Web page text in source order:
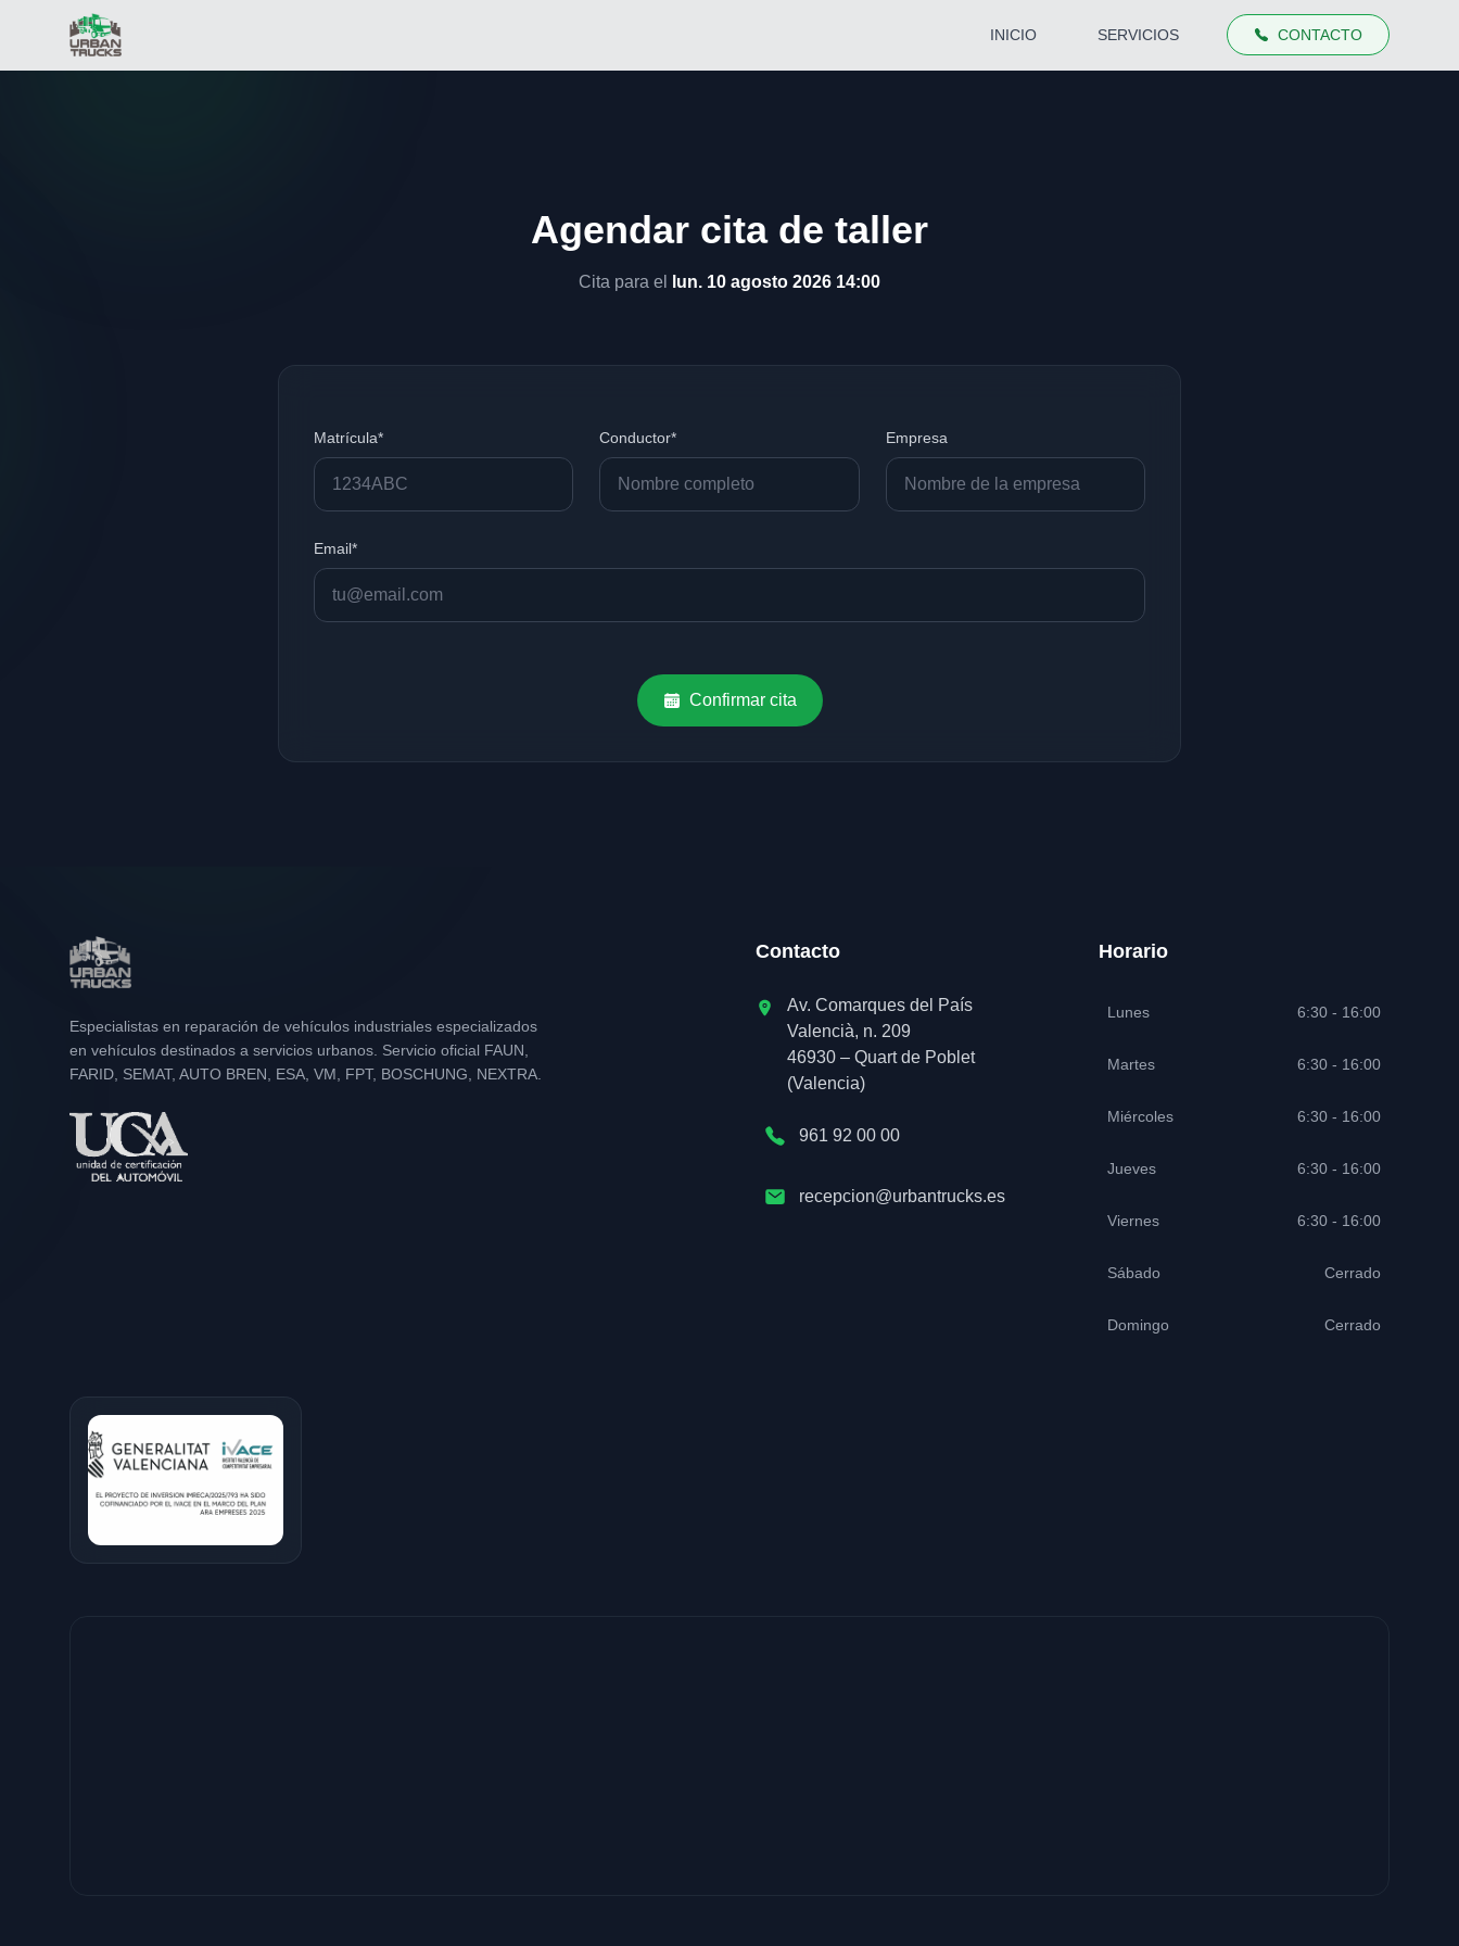
INICIO SERVICIOS CONTACTO
Agendar cita de taller
Cita para el lun. 10 agosto 2026 14:00
Matrícula* Conductor* Empresa
Email*
Confirmar cita
Especialistas en reparación de vehículos industriales especializados
en vehículos destinados a servicios urbanos. Servicio oficial FAUN,
FARID, SEMAT, AUTO BREN, ESA, VM, FPT, BOSCHUNG, NEXTRA.
Contacto
Av. Comarques del País
Valencià, n. 209
46930 – Quart de Poblet
(Valencia)
961 92 00 00
recepcion@urbantrucks.es
Horario
Lunes 6:30 - 16:00
Martes 6:30 - 16:00
Miércoles 6:30 - 16:00
Jueves 6:30 - 16:00
Viernes 6:30 - 16:00
Sábado Cerrado
Domingo Cerrado